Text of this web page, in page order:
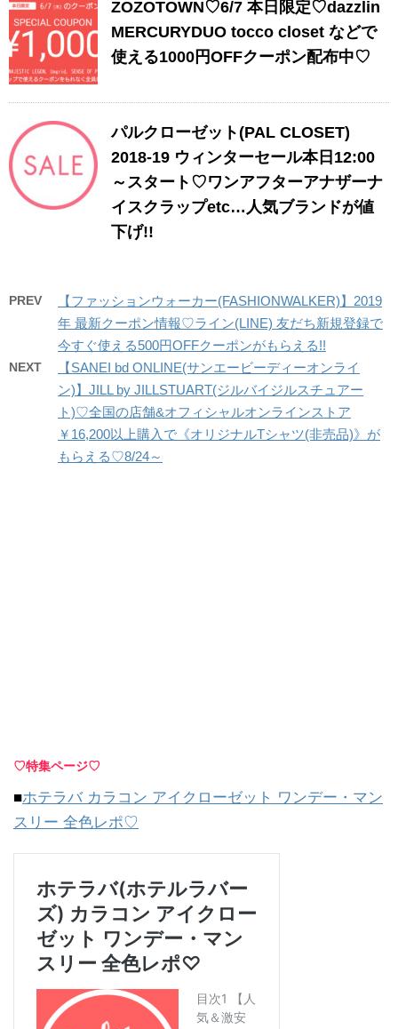
ZOZOTOWN♡6/7 本日限定♡dazzlin
MERCURYDUO tocco closet などで
使える1000円OFFクーポン配布中♡
パルクローゼット(PAL CLOSET)
2018-19 ウィンターセール本日12:00
～スタート♡ワンアフターアナザーナ
イスクラップetc…人気ブランドが値
下げ!!
PREV
【ファッションウォーカー(FASHIONWALKER)】2019
年 最新クーポン情報♡ライン(LINE) 友だち新規登録で
今すぐ使える500円OFFクーポンがもらえる!!
NEXT
【SANEI bd ONLINE(サンエービーディーオンライ
ン)】JILL by JILLSTUART(ジルバイジルスチュアー
ト)♡全国の店舗&オフィシャルオンラインストア
￥16,200以上購入で《オリジナルTシャツ(非売品)》が
もらえる♡8/24～
♡特集ページ♡
■ホテラバ カラコン アイクローゼット ワンデー・マン
スリー 全色レポ♡